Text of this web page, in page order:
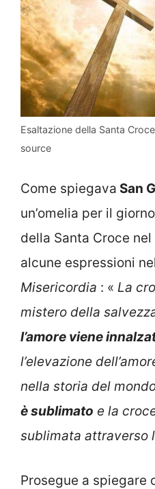
Esaltazione della Santa
source
Come spiegava San
un’omelia per il
della Santa Croce
alcune espressioni
Misericordia : « La
mistero della
l’amore viene
l’elevazione
nella storia del
è sublimato e la
sublimata attraverso
Prosegue a spiegare